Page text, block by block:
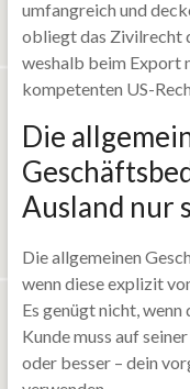
umfangreich und
obliegt das Zivilrecht
weshalb beim Export
kompetenten US-
Die
Ausland nur
Die allgemeinen
wenn diese explizit
Es genügt nicht,
Kunde muss auf
oder besser – dein